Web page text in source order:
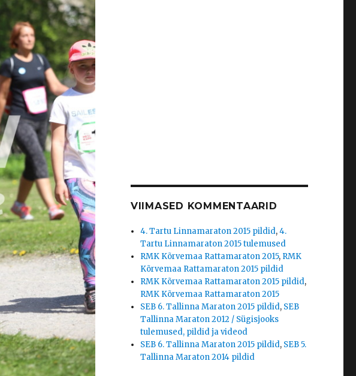
VIIMASED KOMMENTAARID
4. Tartu Linnamaraton 2015 pildid,4.
Tartu Linnamaraton 2015 tulemused
RMK Kõrvemaa Rattamaraton 2015, RMK
Kõrvemaa Rattamaraton 2015 pildid
RMK Kõrvemaa Rattamaraton 2015 pildid,
RMK Kõrvemaa Rattamaraton 2015
SEB 6. Tallinna Maraton 2015 pildid, SEB
Tallinna Maraton 2012 / Sügisjooks
tulemused, pildid ja videod
SEB 6. Tallinna Maraton 2015 pildid, SEB 5.
Tallinna Maraton 2014 pildid